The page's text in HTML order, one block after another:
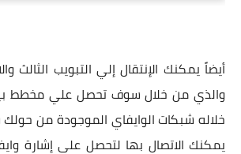
والذي من خلال سوف تحصل علي مخطط
خلاله شبكات الوايفاي الموجودة من حولك
يمكنك الاتصال بها لتحصل علي إشارة